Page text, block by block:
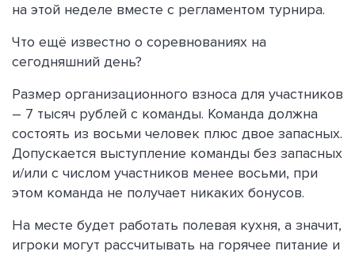
на этой неделе вместе с регламентом турнира.
Что ещё известно о соревнованиях на
сегодняшний день?
Размер организационного взноса для участников
– 7 тысяч рублей с команды. Команда должна
состоять из восьми человек плюс двое запасных.
Допускается выступление команды без запасных
и/или с числом участников менее восьми, при
этом команда не получает никаких бонусов.
На месте будет работать полевая кухня, а значит,
игроки могут рассчитывать на горячее питание и